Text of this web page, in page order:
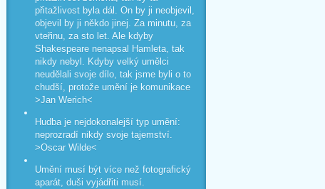
přitažlivost byla dál. On by ji neobjevil,
objevil by ji někdo jinej. Za minutu, za
vteřinu, za sto let. Ale kdyby
Shakespeare nenapsal Hamleta, tak
nikdy nebyl. Kdyby velký umělci
neudělali svoje dílo, tak jsme byli o to
chudší, protože umění je komunikace
>Jan Werich<
Hudba je nejdokonalejší typ umění:
neprozradí nikdy svoje tajemství.
>Oscar Wilde<
Umění musí být více než fotografický
aparát, duši vyjádřiti musí.